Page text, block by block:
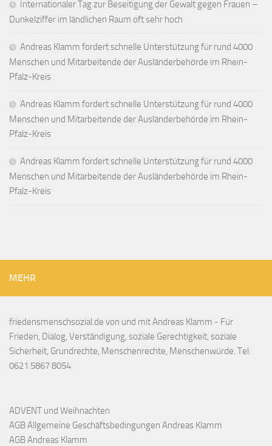
Internationaler Tag zur Beseitigung der Gewalt gegen Frauen –
Dunkelziffer im ländlichen Raum oft sehr hoch
Andreas Klamm fordert schnelle Unterstützung für rund 4000
Menschen und Mitarbeitende der Ausländerbehörde im Rhein-
Pfalz-Kreis
Andreas Klamm fordert schnelle Unterstützung für rund 4000
Menschen und Mitarbeitende der Ausländerbehörde im Rhein-
Pfalz-Kreis
Andreas Klamm fordert schnelle Unterstützung für rund 4000
Menschen und Mitarbeitende der Ausländerbehörde im Rhein-
Pfalz-Kreis
MEHR
friedensmenschsozial.de von und mit Andreas Klamm - Für
Frieden, Dialog, Verständigung, soziale Gerechtigkeit, soziale
Sicherheit, Grundrechte, Menschenrechte, Menschenwürde. Tel.
0621 5867 8054
ADVENT und Weihnachten
AGB Allgemeine Geschäftsbedingungen Andreas Klamm
AGB Andreas Klamm